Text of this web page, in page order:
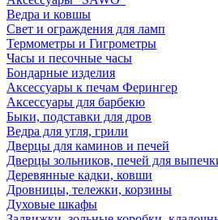
Ведра и ковшы
Свет и ограждения для ламп
Термометры и Гигрометры
Часы и песочные часы
Бондарные изделия
Аксессуары к печам Ферингер
Аксессуары для барбекю
Быки, подставки для дров
Ведра для угля, грили
Дверцы для каминов и печей
Дверцы зольников, печей для
Деревянные кадки, ковши
Дровницы, тележки, корзины
Духовые шкафы